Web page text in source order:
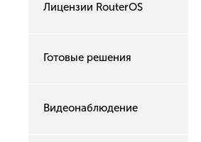
Лицензии RouterOS
Готовые решения
Видеонаблюдение